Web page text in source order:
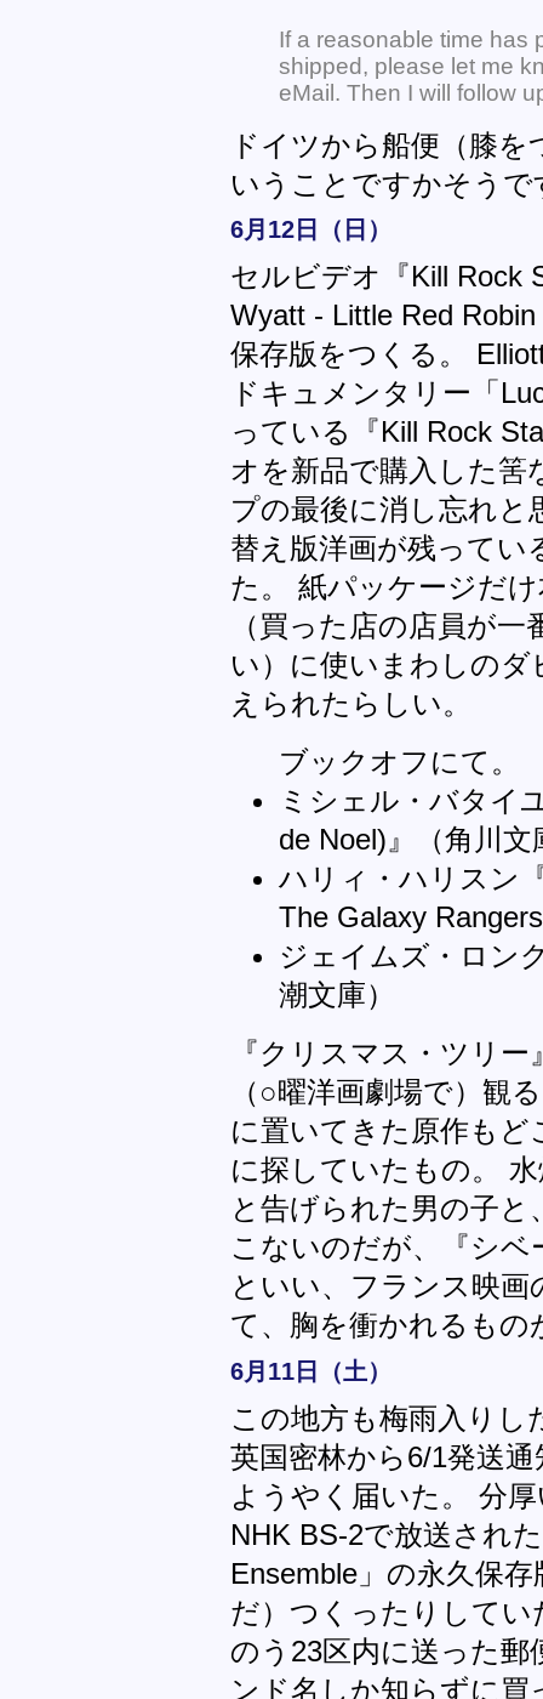
If a reasonable time has
shipped, please let me
eMail. Then I will follow
ドイツから船便（膝
いうことですかそうで
6月12日（日）
セルビデオ『Kill Rock
Wyatt - Little Red
保存版をつくる。
ドキュメンタリー「
っている『Kill Rock
オを新品で購入した筈
プの最後に消し忘れと
替え版洋画が残ってい
た。 紙パッケージだ
（買った店の店員が
い）に使いまわしの
えられたらしい。
ブックオフにて。
ミシェル・バタイ
de Noel)』（角川文
ハリィ・ハリスン
The Galaxy
ジェイムズ・ロン
潮文庫）
『クリスマス・ツリ
（○曜洋画劇場で）観
に置いてきた原作も
に探していたもの。
と告げられた男の子
こないのだが、『シベ
といい、フランス映
て、胸を衝かれるもの
6月11日（土）
この地方も梅雨入りし
英国密林から6/1発送
ようやく届いた。 分
NHK BS-2で放送され
Ensemble」の永久保
だ）つくったりして
のう23区内に送った
ンド名しか知らずに